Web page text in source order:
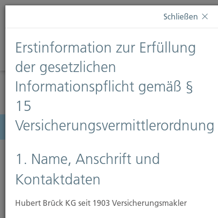
Diese Webseite verwendet Cookies. Wenn Sie weiterhin
Informationen finden Sie auf unserer SeiteDatenschutz
Diese Nachricht nicht erneut anzeigen
Menü
Wohngebäudeversicherung
Schließen
Erstinformation zur Erfüllung
der gesetzlichen
Informationspflicht gemäß §
15
Versicherungsvermittlerordnung
1. Name, Anschrift und
Kontaktdaten
Hubert Brück KG seit 1903 Versicherungsmakler